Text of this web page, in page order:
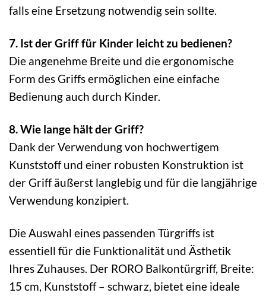
falls eine Ersetzung notwendig sein sollte.
7. Ist der Griff für Kinder leicht zu bedienen?
Die angenehme Breite und die ergonomische
Form des Griffs ermöglichen eine einfache
Bedienung auch durch Kinder.
8. Wie lange hält der Griff?
Dank der Verwendung von hochwertigem
Kunststoff und einer robusten Konstruktion ist
der Griff äußerst langlebig und für die langjährige
Verwendung konzipiert.
Die Auswahl eines passenden Türgriffs ist
essentiell für die Funktionalität und Ästhetik
Ihres Zuhauses. Der RORO Balkontürgriff, Breite:
15 cm, Kunststoff – schwarz, bietet eine ideale